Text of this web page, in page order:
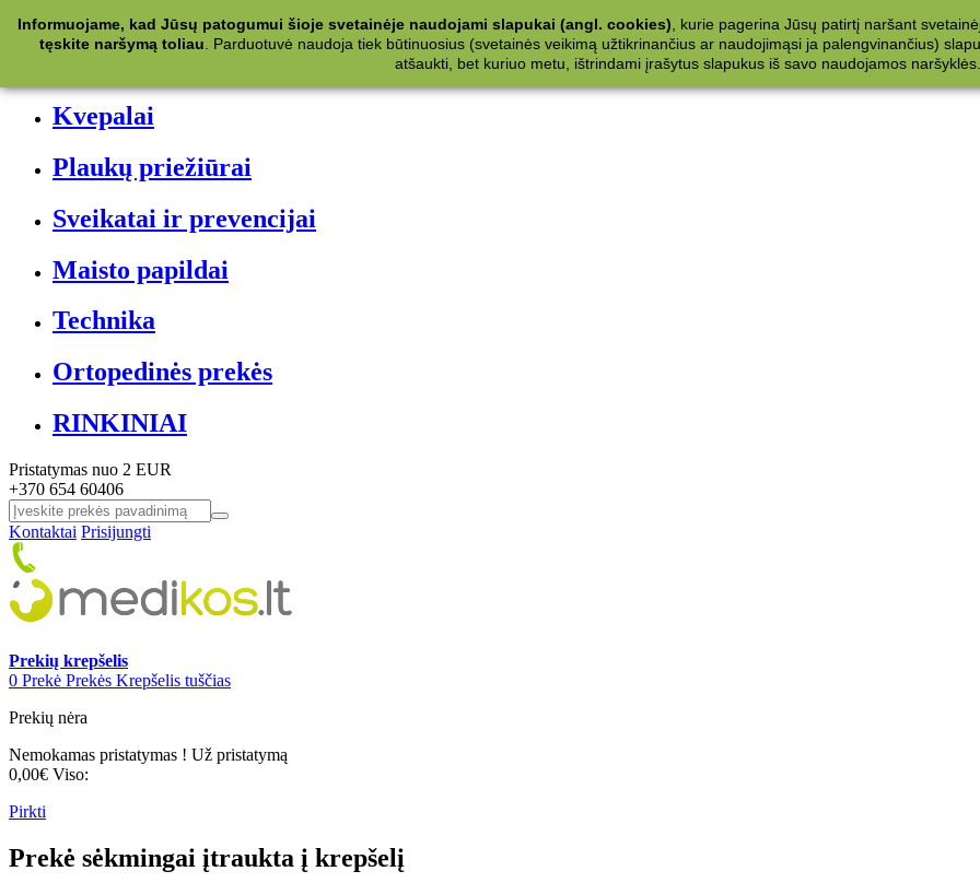
Kategorijos
Kvepalai
Plaukų priežiūrai
Sveikatai ir prevencijai
Maisto papildai
Technika
Ortopedinės prekės
RINKINIAI
Pristatymas nuo 2 EUR
+370 654 60406
Kontaktai Prisijungti
Prekių krepšelis
0 Prekė Prekės Krepšelis tuščias
Prekių nėra
Nemokamas pristatymas ! Už pristatymą
0,00€ Viso:
Pirkti
Prekė sėkmingai įtraukta į krepšelį
Informuojame, kad Jūsų patogumui šioje svetainėje naudojami slapukai (angl. cookies) , kurie pagerina Jūsų patirtį naršant
tęskite naršymą toliau
Parduotuvė naudoja tiek būtinuosius (svetainės veikimą užtikrinančius ar naudojimąsi ja palengvinančius)
atšaukti, bet kuriuo metu, ištrindami įrašytus slapukus iš savo naudojamos naršyklės.